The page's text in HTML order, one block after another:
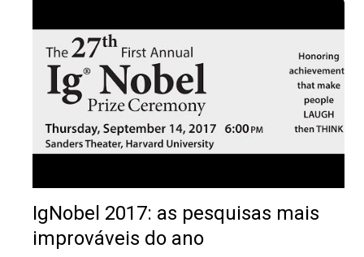
IgNobel 2017: as pesquisas mais
improváveis do ano